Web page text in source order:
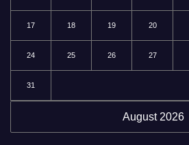
August 2026
17 18 19 20
24 25 26 27
31